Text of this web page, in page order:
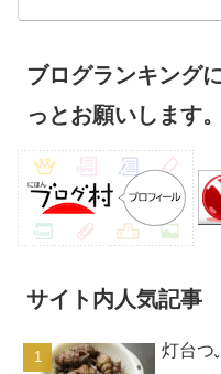
ブログランキング
っとお願いします。
サイト内人気記事
灯台つ